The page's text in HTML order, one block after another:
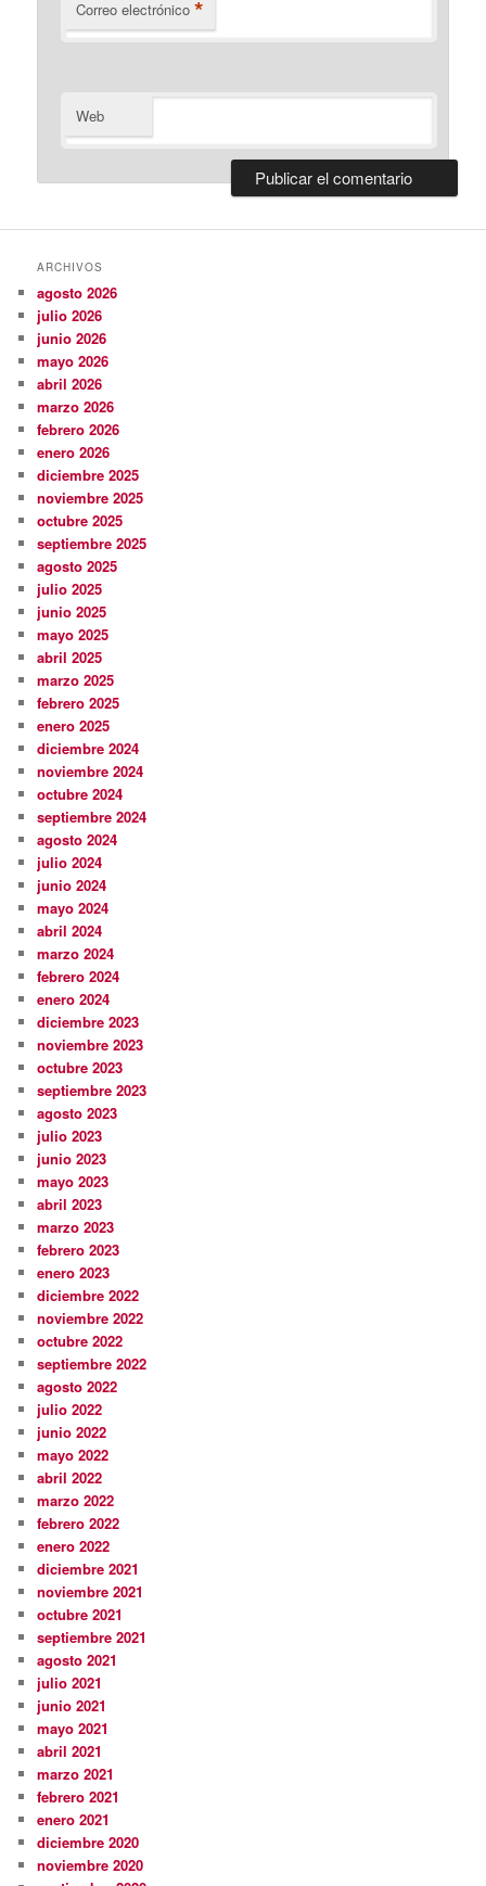
Correo electrónico *
Web
ARCHIVOS
agosto 2026
julio 2026
junio 2026
mayo 2026
abril 2026
marzo 2026
febrero 2026
enero 2026
diciembre 2025
noviembre 2025
octubre 2025
septiembre 2025
agosto 2025
julio 2025
junio 2025
mayo 2025
abril 2025
marzo 2025
febrero 2025
enero 2025
diciembre 2024
noviembre 2024
octubre 2024
septiembre 2024
agosto 2024
julio 2024
junio 2024
mayo 2024
abril 2024
marzo 2024
febrero 2024
enero 2024
diciembre 2023
noviembre 2023
octubre 2023
septiembre 2023
agosto 2023
julio 2023
junio 2023
mayo 2023
abril 2023
marzo 2023
febrero 2023
enero 2023
diciembre 2022
noviembre 2022
octubre 2022
septiembre 2022
agosto 2022
julio 2022
junio 2022
mayo 2022
abril 2022
marzo 2022
febrero 2022
enero 2022
diciembre 2021
noviembre 2021
octubre 2021
septiembre 2021
agosto 2021
julio 2021
junio 2021
mayo 2021
abril 2021
marzo 2021
febrero 2021
enero 2021
diciembre 2020
noviembre 2020